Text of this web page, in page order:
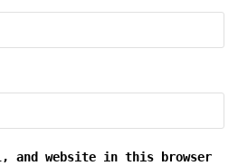
and website in this browser